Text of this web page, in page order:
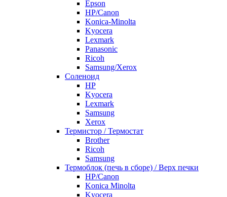
Epson
HP/Canon
Konica-Minolta
Kyocera
Lexmark
Panasonic
Ricoh
Samsung/Xerox
Соленоид
HP
Kyocera
Lexmark
Samsung
Xerox
Термистор / Термостат
Brother
Ricoh
Samsung
Термоблок (печь в сборе) / Верх печки
HP/Canon
Konica Minolta
Kyocera